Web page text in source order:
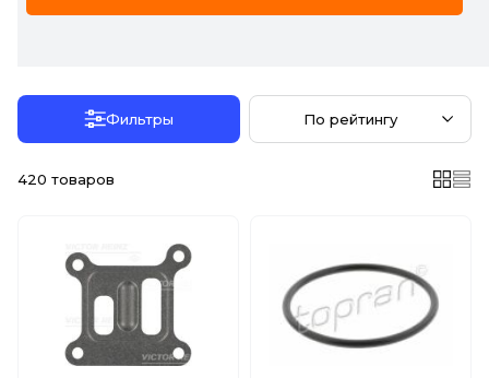
CHRYSLER
FORD
Фильтры По рейтингу
420 товаров